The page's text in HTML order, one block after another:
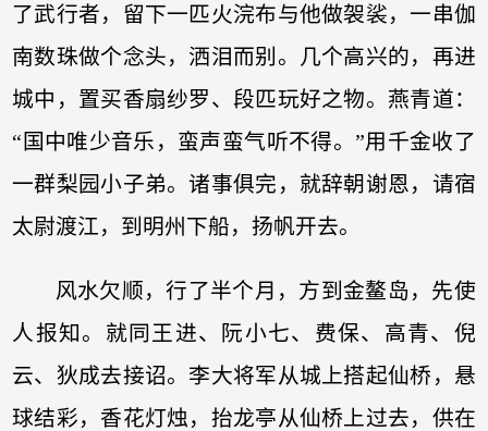
了武行者，留下一匹火浣布与他做袈裟，一串伽
南数珠做个念头，洒泪而别。几个高兴的，再进
城中，置买香扇纱罗、段匹玩好之物。燕青道：
“国中唯少音乐，蛮声蛮气听不得。”用千金收了
一群梨园小子弟。诸事俱完，就辞朝谢恩，请宿
太尉渡江，到明州下船，扬帆开去。
风水欠顺，行了半个月，方到金鳌岛，先使
人报知。就同王进、阮小七、费保、高青、倪
云、狄成去接诏。李大将军从城上搭起仙桥，悬
球结彩，香花灯烛，抬龙亭从仙桥上过去，供在